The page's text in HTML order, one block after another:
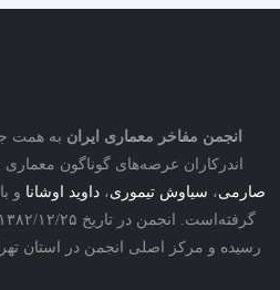
مفاخر معماری ایرانبه همت جمعی
عرصه‌های گوناگون معماری مانند
،سیاوش تیموری،داوید اوشاناو با
و مرکز اصلی انجمن در استان تهران